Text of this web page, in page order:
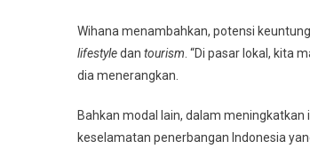
Wihana menambahkan, potensi
lifestyledan tourism. “Di pasar lokal, kita
dia menerangkan.
Bahkan modal lain, dalam
keselamatan penerbangan Indonesia